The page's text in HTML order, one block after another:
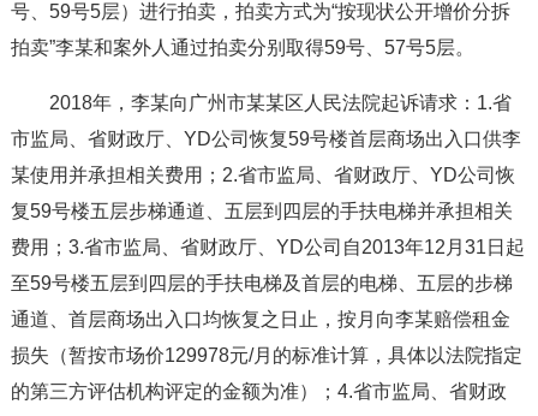
号、59号5层）进行拍卖，拍卖方式为“按现状公开增价分拆
拍卖”李某和案外人通过拍卖分别取得59号、57号5层。
2018年，李某向广州市某某区人民法院起诉请求：1.省
市监局、省财政厅、YD公司恢复59号楼首层商场出入口供李
某使用并承担相关费用；2.省市监局、省财政厅、YD公司恢
复59号楼五层步梯通道、五层到四层的手扶电梯并承担相关
费用；3.省市监局、省财政厅、YD公司自2013年12月31日起
至59号楼五层到四层的手扶电梯及首层的电梯、五层的步梯
通道、首层商场出入口均恢复之日止，按月向李某赔偿租金
损失（暂按市场价129978元/月的标准计算，具体以法院指定
的第三方评估机构评定的金额为准）；4.省市监局、省财政